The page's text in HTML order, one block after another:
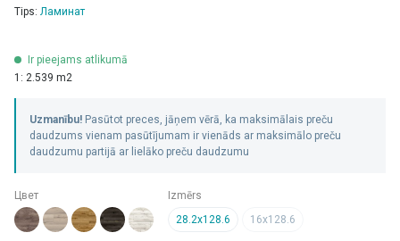
Tips: Ламинат
Ir pieejams atlikumā
1: 2.539 m2
Uzmanību! Pasūtot preces, jāņem vērā, ka maksimālais preču
daudzums vienam pasūtījumam ir vienāds ar maksimālo preču
daudzumu partijā ar lielāko preču daudzumu
Цвет
Izmērs
28.2x128.6
16x128.6